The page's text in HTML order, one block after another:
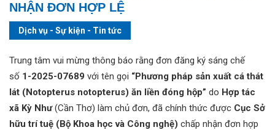
NHẬN ĐƠN HỢP LỆ
Dịch vụ - Sự kiện - Tin tức
Trung tâm vui mừng thông báo rằng đơn đăng ký sáng chế
số 1-2025-07689 với tên gọi “Phương pháp sản xuất cá thát
lát (Notopterus notopterus) ăn liền đóng hộp” do Hợp tác
xã Kỳ Như(Cần Thơ) làm chủ đơn, đã chính thức được Cục Sở
hữu trí tuệ (Bộ Khoa học và Công nghệ) chấp nhận đơn hợp